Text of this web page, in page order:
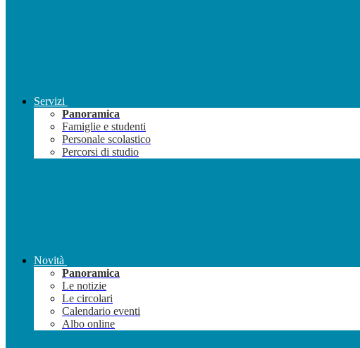
Servizi
Panoramica
Famiglie e studenti
Personale scolastico
Percorsi di studio
Novità
Panoramica
Le notizie
Le circolari
Calendario eventi
Albo online